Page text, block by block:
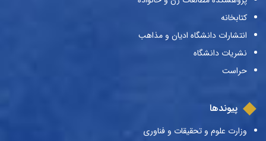
کتابخانه
انتشارات دانشگاه ادیان و مذاهب
نشریات دانشگاه
حراست
پیوندها
وزارت علوم و تحقیقات و فناوری